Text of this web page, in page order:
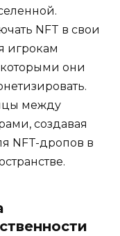
NFT в свои
игрокам
они
между
создавая
NFT-дропов в